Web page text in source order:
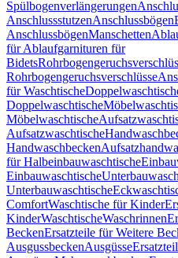
Spülbogenverlängerungen
AnschlussstutzenAnschlussbögen
AnschlussbögenManschetten
für Ablaufgarnituren für
Bidets
Rohrbogengeruchsverschlüsse
für Waschtische
Doppelwaschtische
Möbelwaschtische
Aufsatzwaschtische
Handwaschbecken
für Halbeinbauwaschtische
Einbauwaschtische
Unterbauwaschtische
ComfortWaschtische für Kinder
KinderWaschtischeWaschrinnen
BeckenErsatzteile für Weitere
AusgussbeckenAusgüsse